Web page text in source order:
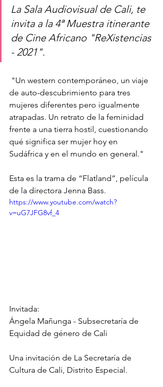
La Sala Audiovisual de Cali, te
invita a la 4ª Muestra itinerante
de Cine Africano "ReXistencias
- 2021".
"Un western contemporáneo, un viaje
de auto-descubrimiento para tres
mujeres diferentes pero igualmente
atrapadas. Un retrato de la feminidad
frente a una tierra hostil, cuestionando
qué significa ser mujer hoy en
Sudáfrica y en el mundo en general."
Esta es la trama de “Flatland”, película
de la directora Jenna Bass.
https://www.youtube.com/watch?
v=uG7JFG8vf_4
Invitada:
Ángela Mañunga - Subsecretaría de
Equidad de género de Cali
Una invitación de La Secretaría de
Cultura de Cali, Distrito Especial.